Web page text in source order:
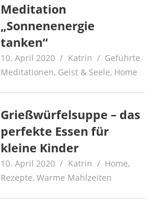
Meditation
„Sonnenenergie
tanken“
10. April 2020 Katrin
Geführte
Meditationen, Geist & Seele, Home
Grießwürfelsuppe – das
perfekte Essen für
kleine Kinder
10. April 2020 Katrin Home,
Rezepte,Warme Mahlzeiten